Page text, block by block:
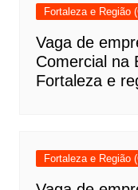
Fortaleza e Região
Vaga de
Comercial na
Fortaleza e
Fortaleza e Região